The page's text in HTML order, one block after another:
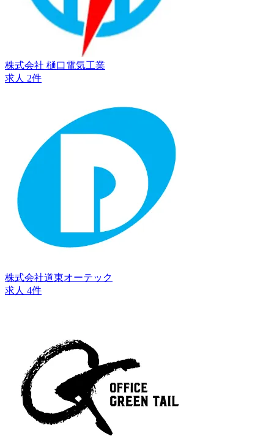
株式会社 樋口電気工業
求人 2件
株式会社道東オーテック
求人 4件